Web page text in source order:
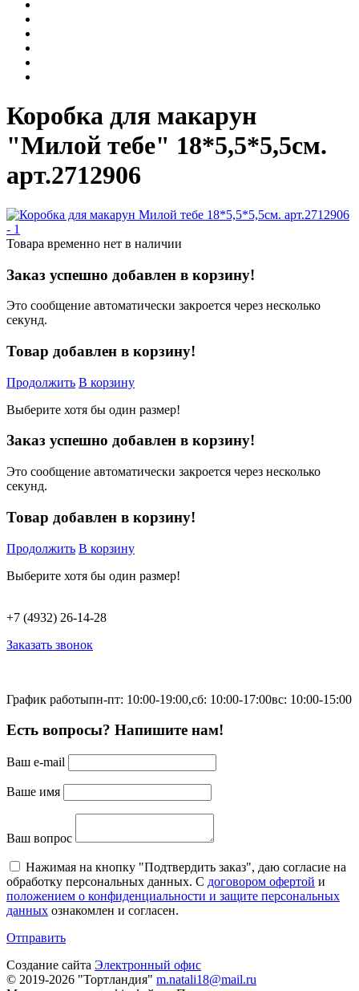
Коробка для макарун
"Милой тебе" 18*5,5*5,5см.
арт.2712906
Товара временно нет в наличии
Заказ успешно добавлен в корзину!
Это сообщение автоматически закроется через несколько
секунд.
Товар добавлен в корзину!
Продолжить В корзину
Выберите хотя бы один размер!
Заказ успешно добавлен в корзину!
Это сообщение автоматически закроется через несколько
секунд.
Товар добавлен в корзину!
Продолжить В корзину
Выберите хотя бы один размер!
+7 (4932) 26-14-28
Заказать звонок
График работыпн-пт: 10:00-19:00,сб: 10:00-17:00вс: 10:00-15:00
Есть вопросы? Напишите нам!
Ваш e-mail
Ваше имя
Ваш вопрос
Нажимая на кнопку "Подтвердить заказ", даю согласие на
обработку персональных данных. С договором офертой и
положением о конфиденциальности и защите персональных
данных ознакомлен и согласен.
Отправить
Создание сайта Электронный офис
© 2019-2026 "Тортландия" m.natali18@mail.ru